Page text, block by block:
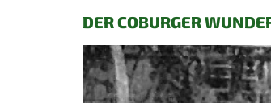
DER COBURGER